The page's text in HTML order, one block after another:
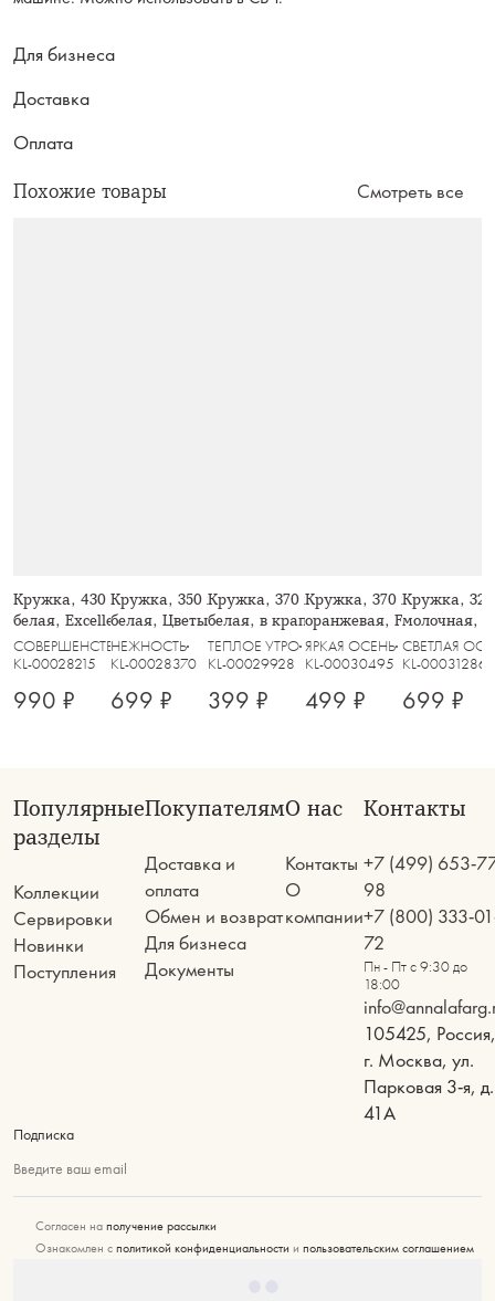
Для бизнеса
Доставка
Оплата
Похожие товары Смотреть все
Кружка, 430 мл, 2 шт, фарфор F,
белая, Excellence
СОВЕРШЕНСТВО
KL-00028215
990 ₽
Кружка, 350 мл, 2 шт, фарфор P,
белая, Цветы и листья, Florance
НЕЖНОСТЬ
KL-00028370
699 ₽
Кружка, 370 мл, 2 шт, керамика,
белая, в крапинку, Scanno
ТЕПЛОЕ УТРО
KL-00029928
399 ₽
Кружка, 370 мл, фарфор
оранжевая, Fall stories,
ЯРКАЯ ОСЕНЬ
KL-00030495
499 ₽
Кружка,
молочная,
СВЕТЛАЯ
KL-00031286
699 ₽
Популярные
разделы
Коллекции
Сервировки
Новинки
Поступления
Покупателям
Доставка и
оплата
Обмен и возврат
Для бизнеса
Документы
О нас
Контакты
О
компании
Контакты
+7 (499) 653-
98
+7 (800) 333-
72
Пн - Пт с 9:30 до
18:00
105425, Россия,
г. Москва, ул.
Парковая 3-я, д.
41А
Подписка
Введите ваш email
Согласен на получение рассылки
Ознакомлен с политикой конфиденциальности и пользовательским соглашением